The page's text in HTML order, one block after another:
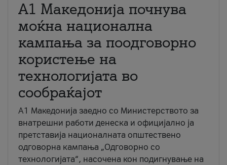
A1 Македонија почнува
моќна национална
кампања за поодговорно
користење на
технологијата во
сообраќајот
A1 Македонија заедно со Министерството за
внатрешни работи денеска и официјално ја
претставија националната општествено
одговорна кампања „Одговорно со
технологијата“, насочена кон подигнување на